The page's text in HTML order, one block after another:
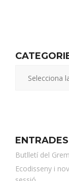
Butlletí del
Ecodisseny i